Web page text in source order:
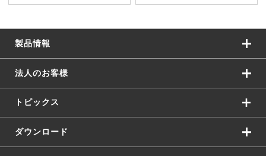
製品情報
法人のお客様
トピックス
ダウンロード